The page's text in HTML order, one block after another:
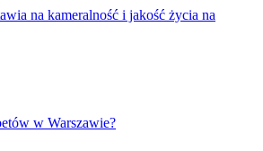
na kameralność i jakość życia na
w Warszawie?